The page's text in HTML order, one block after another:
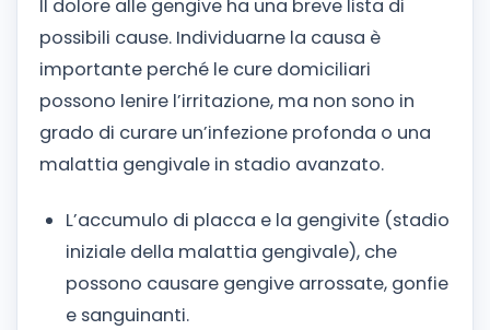
Il dolore alle gengive ha una breve lista di
possibili cause. Individuarne la causa è
importante perché le cure domiciliari
possono lenire l’irritazione, ma non sono in
grado di curare un’infezione profonda o una
malattia gengivale in stadio avanzato.
L’accumulo di placca e la gengivite (stadio
iniziale della malattia gengivale), che
possono causare gengive arrossate, gonfie
e sanguinanti.